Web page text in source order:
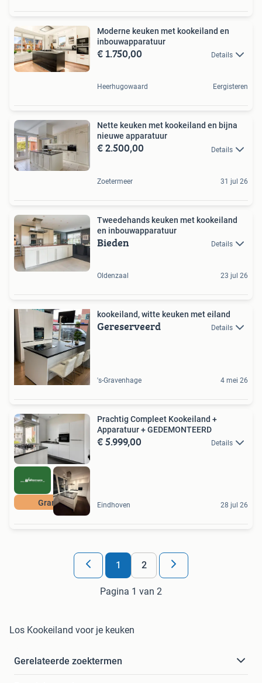
Moderne keuken met kookeiland en
inbouwapparatuur
€ 1.750,00 Details
Heerhugowaard Eergisteren
Nette keuken met kookeiland en bijna
nieuwe apparatuur
€ 2.500,00 Details
Zoetermeer 31 jul 26
Tweedehands keuken met kookeiland
en inbouwapparatuur
Bieden Details
Oldenzaal 23 jul 26
kookeiland, witte keuken met eiland
Gereserveerd Details
's-Gravenhage 4 mei 26
Graniet
Prachtig Compleet Kookeiland +
Apparatuur + GEDEMONTEERD
€ 5.999,00 Details
Eindhoven 28 jul 26
1 2
Pagina 1 van 2
Los Kookeiland voor je keuken
Gerelateerde zoektermen